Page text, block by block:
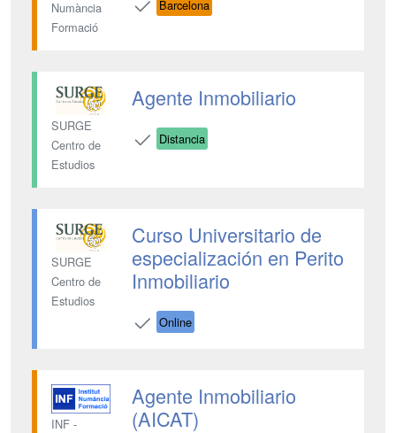
Numància
Formació
Barcelona
SURGE
Centro de
Estudios
Agente Inmobiliario
Distancia
SURGE
Centro de
Estudios
Curso Universitario de
especialización en Perito
Inmobiliario
Online
INF -
Agente Inmobiliario
(AICAT)